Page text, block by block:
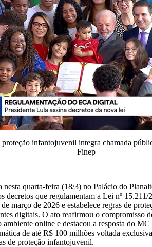
infantojuvenil integra chamada
Finep
nesta quarta-feira (18/3) no Palácio do
decretos que regulamentam a Lei nº
março de 2026 e estabelece regras de
digitais. O ato reafirmou o compromisso
ambiente online e destacou a resposta do
de até R$ 100 milhões voltada
de proteção infantojuvenil.